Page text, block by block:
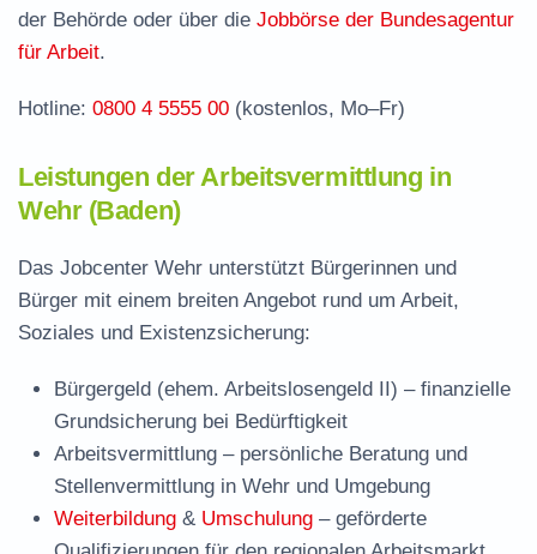
der Behörde oder über die Jobbörse der Bundesagentur
für Arbeit.
Hotline: 0800 4 5555 00 (kostenlos, Mo–Fr)
Leistungen der Arbeitsvermittlung in
Wehr (Baden)
Das Jobcenter Wehr unterstützt Bürgerinnen und
Bürger mit einem breiten Angebot rund um Arbeit,
Soziales und Existenzsicherung:
Bürgergeld (ehem. Arbeitslosengeld II) – finanzielle
Grundsicherung bei Bedürftigkeit
Arbeitsvermittlung – persönliche Beratung und
Stellenvermittlung in Wehr und Umgebung
Weiterbildung & Umschulung – geförderte